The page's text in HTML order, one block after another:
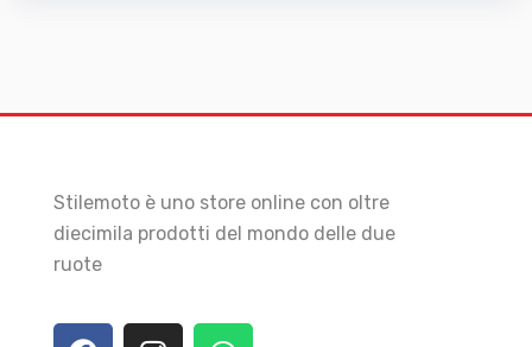
Stilemoto è uno store online con oltre
diecimila prodotti del mondo delle due
ruote